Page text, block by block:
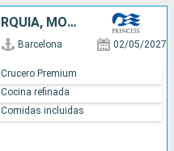
ESPAÑA, FRANCIA, ITALIA, TURQUÍA, MONTENEGRO, GRECIA
Barcelona 02/05/2027
Crucero Premium
Cocina refinada
Comidas incluidas